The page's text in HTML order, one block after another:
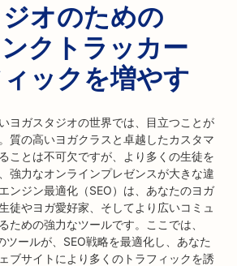
オのための
クトラッカー
ックを増やす
ヨガスタジオの世界では、目立つことが
質の高いヨガクラスと卓越したカスタマ
ことは不可欠ですが、より多くの生徒を
強力なオンラインプレゼンスが大きな違
ンジン最適化（SEO）は、あなたのヨガ
徒やヨガ愛好家、そしてより広いコミュ
ための強力なツールです。ここでは、
ールが、SEO戦略を最適化し、あなた
ブサイトにより多くのトラフィックを誘